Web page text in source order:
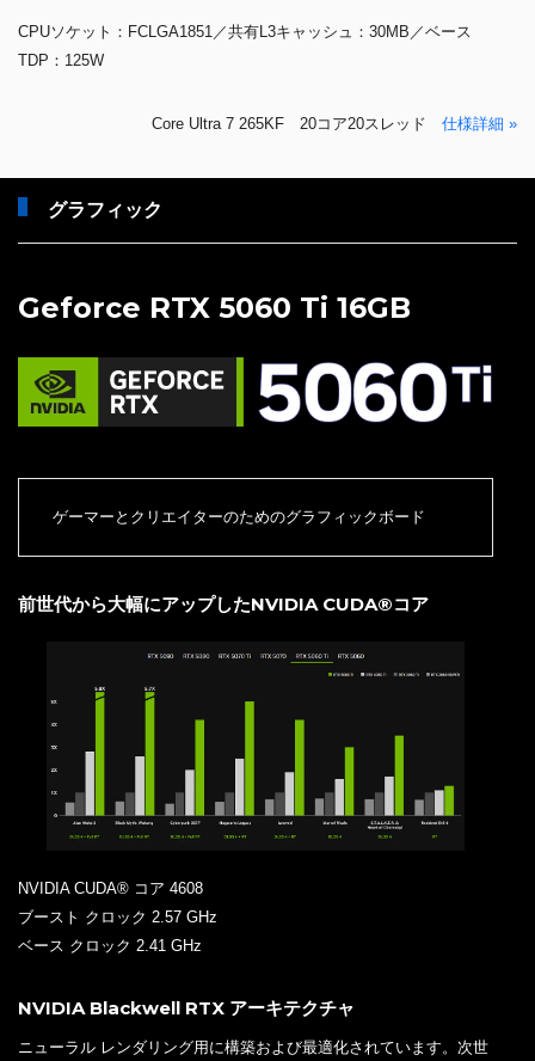
CPUソケット：FCLGA1851／共有L3キャッシュ：30MB／ベース
TDP：125W
Core Ultra 7 265KF 20コア20スレッド 仕様詳細 »
グラフィック
Geforce RTX 5060 Ti 16GB
ゲーマーとクリエイターのためのグラフィックボード
前世代から大幅にアップしたNVIDIA CUDA®コア
NVIDIA CUDA® コア 4608
ブースト クロック 2.57 GHz
ベース クロック 2.41 GHz
NVIDIA Blackwell RTX アーキテクチャ
ニューラル レンダリング用に構築および最適化されています。次世